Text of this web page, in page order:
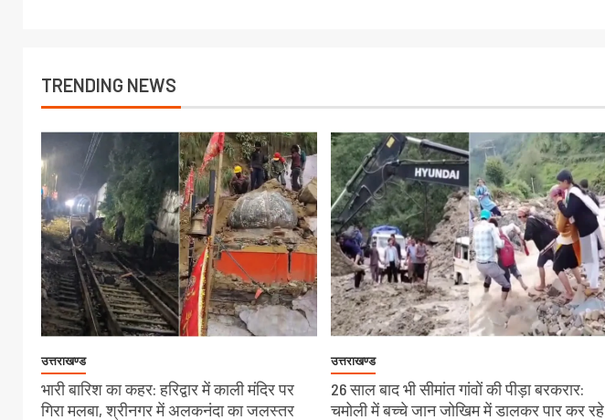
TRENDING NEWS
उत्तराखण्ड
भारी बारिश का कहर: हरिद्वार में काली मंदिर पर
गिरा मलबा, श्रीनगर में अलकनंदा का जलस्तर
उत्तराखण्ड
26 साल बाद भी सीमांत गांवों की पीड़ा बरकरार:
चमोली में बच्चे जान जोखिम में डालकर पार कर रहे